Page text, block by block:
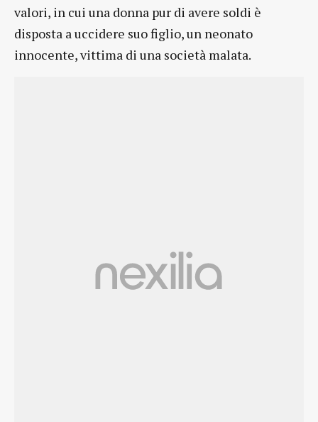
valori, in cui una donna pur di avere soldi è
disposta a uccidere suo figlio, un neonato
innocente, vittima di una società malata.